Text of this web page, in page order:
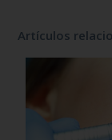
Artículos